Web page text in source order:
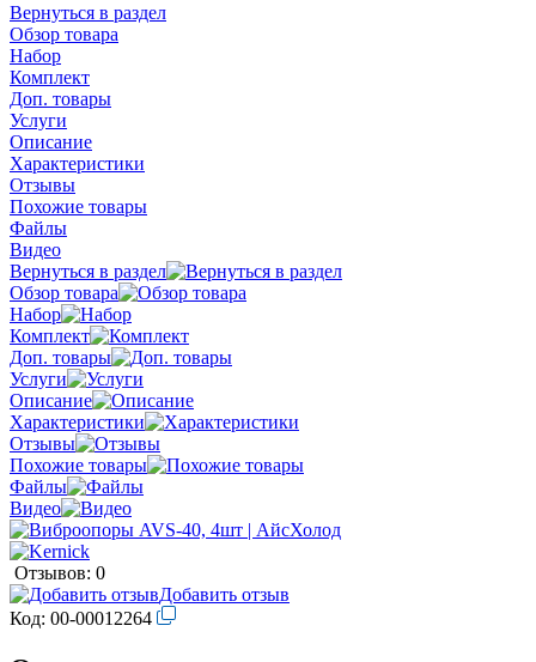
Вернуться в раздел
Обзор товара
Набор
Комплект
Доп. товары
Услуги
Описание
Характеристики
Отзывы
Похожие товары
Файлы
Видео
Вернуться в раздел
Обзор товара
Набор
Комплект
Доп. товары
Услуги
Описание
Характеристики
Отзывы
Похожие товары
Файлы
Видео
Отзывов: 0
Добавить отзыв
Код: 00-00012264